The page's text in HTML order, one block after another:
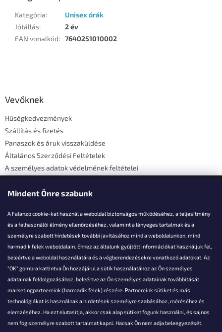
Mindent Önre szabunk
A Falanzo cookie-kat használ a weboldal biztonságos működéséhez, a teljesítmény
és a felhasználói élmény ellenőrzéséhez, valamint a lényeges tartalmak és a
személyre szabott hirdetések további javításához mind a weboldalunkon, mind
harmadik felek weboldalain. Ehhez az általunk gyűjtött információkat használjuk fel,
beleértve a weboldal használatára és a végberendezésekre vonatkozó adatokat. Az
"OK" gombra kattintva Ön hozzájárul a sütik használatához az Ön személyes
adatainak feldolgozásához, beleértve az Ön személyes adatainak továbbítását
marketingpartnereink (harmadik felek) részére. Partnereink sütiket és más
technológiákat is használnak a hirdetések személyre szabásához, méréséhez és
elemzéséhez. Ha ezt elutasítja, akkor csak alap sütiket fogunk használni, és sajnos
nem fog személyre szabott tartalmat kapni. Hacsak Ön nem adja beleegyezését,
Kategória:
Unisex órák
Jótállás:
2 év
EAN vonalkód: 7640251010002
Vevőknek
Hűségkedvezmények
Szállítás és fizetés
Panaszok és áruk visszaküldése
Általános Szerződési Feltételek
A személyes adatok védelmének feltételei
Elérhetőségi adatok
Akarsz kérdezni valamit?
info@falanzo.hu